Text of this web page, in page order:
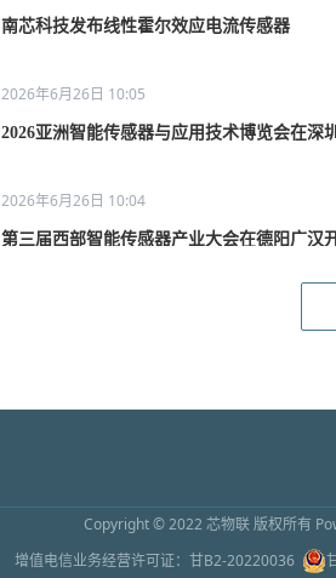
南芯科技发布线性霍尔效应电流传感器
2026年6月26日 10:05
2026亚洲智能传感器与应用技术博览会在深
2026年6月26日 10:04
第三届西部智能传感器产业大会在德阳广汉
2026年6月26日 10:01
2026年6月26日 10:01
苹果称因芯片成本增加上调部分产品售价
Copyright © 2022 芯物联版权所有
增值电信业务经营许可证： 甘B2-20220036